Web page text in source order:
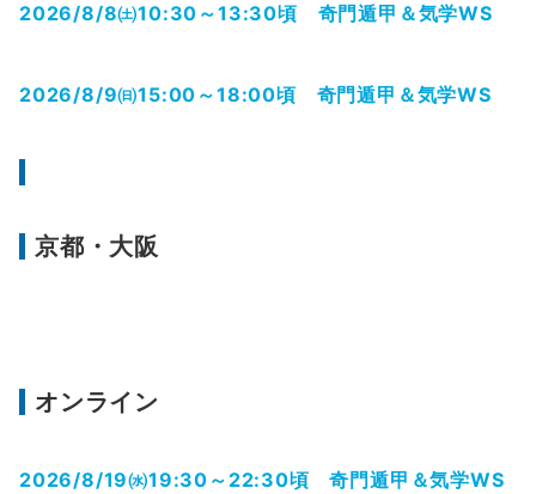
2026/8/8㈯10:30～13:30頃 奇門遁甲＆気学WS
2026/8/9㈰15:00～18:00頃 奇門遁甲＆気学WS
京都・大阪
オンライン
2026/8/19㈬19:30～22:30頃 奇門遁甲＆気学WS